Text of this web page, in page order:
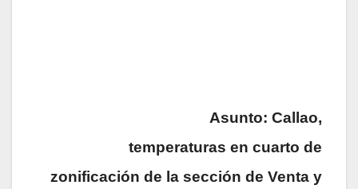
Asunto: Callao,
temperaturas en cuarto de
zonificación de la sección de Venta y